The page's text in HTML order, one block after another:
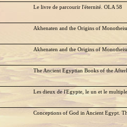
Le livre de parcourir l'éternité. OLA 58
Akhenaten and the Origins of
Akhenaten and the Origins of
The Ancient Egyptian Books of the
Les dieux de l'Egypte, le un et le multiple
Conceptions of God in Ancient Egypt.